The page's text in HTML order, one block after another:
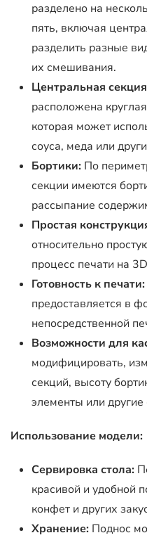
разделено на
пять, включая
разделить разные
их смешивания.
Центральная
расположена
которая может
соуса, меда или
Бортики: По
секции имеются
рассыпание
Простая
относительно
процесс печати на
Готовность к печати:
предоставляется в
непосредственной
Возможности для
модифицировать,
секций, высоту
элементы или
Использование модели:
Сервировка стола:
красивой и удобной
конфет и других
Хранение: Поднос